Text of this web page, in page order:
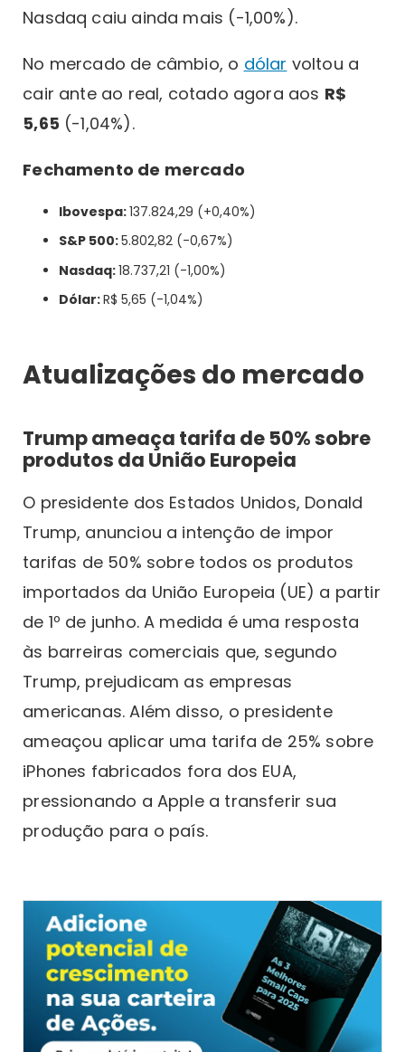
Nasdaq caiu ainda mais (-1,00%).
No mercado de câmbio, o dólar voltou a
cair ante ao real, cotado agora aos R$
5,65 (-1,04%).
Fechamento de mercado
Ibovespa:137.824,29 (+0,40%)
S&P 500:5.802,82 (-0,67%)
Nasdaq:18.737,21 (-1,00%)
Dólar:R$ 5,65 (-1,04%)
Atualizações do mercado
Trump ameaça tarifa de 50% sobre
produtos da União Europeia
O presidente dos Estados Unidos, Donald
Trump, anunciou a intenção de impor
tarifas de 50% sobre todos os produtos
importados da União Europeia (UE) a partir
de 1º de junho. A medida é uma resposta
às barreiras comerciais que, segundo
Trump, prejudicam as empresas
americanas. Além disso, o presidente
ameaçou aplicar uma tarifa de 25% sobre
iPhones fabricados fora dos EUA,
pressionando a Apple a transferir sua
produção para o país.